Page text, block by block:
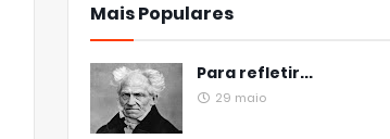
Mais Populares
Para refletir...
29 maio